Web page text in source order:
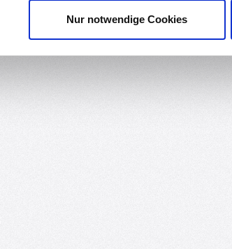
Nur notwendige Cookies